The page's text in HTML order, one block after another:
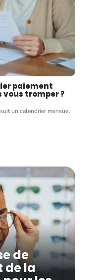
paiement
vous tromper ?
un calendrier mensuel
de
de la